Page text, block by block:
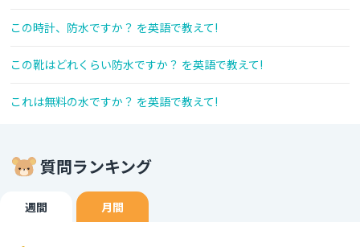
この時計、防水ですか？ を英語で教えて!
この靴はどれくらい防水ですか？ を英語で教えて!
これは無料の水ですか？ を英語で教えて!
質問ランキング
週間 月間